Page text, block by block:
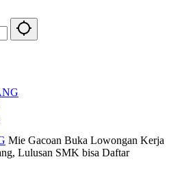
Mie Gacoan Buka Lowongan Kerja
Lulusan SMK bisa Daftar